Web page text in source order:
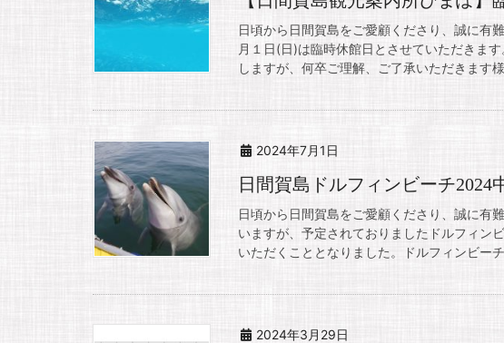
日頃から日間賀島をご愛顧くださり、誠に有
月１日(日)は臨時休館日とさせていただきま
しますが、何卒ご理解、ご了承いただきます
2024年7月1日
日間賀島ドルフィンビーチ2024
日頃から日間賀島をご愛顧くださり、誠に有
いますが、予定されておりましたドルフィン
いただくこととなりました。ドルフィンビー
2024年3月29日